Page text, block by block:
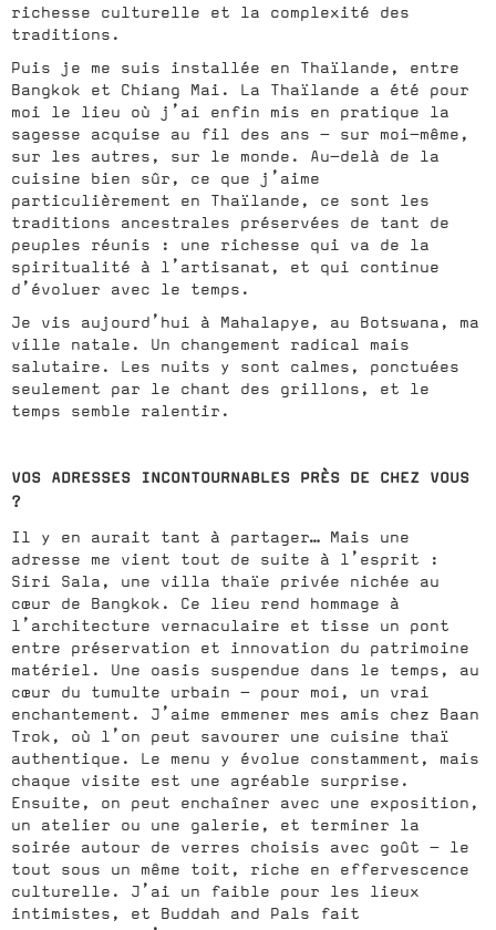
richesse culturelle et la complexité des
traditions.
Puis je me suis installée en Thaïlande, entre
Bangkok et Chiang Mai. La Thaïlande a été pour
moi le lieu où j’ai enfin mis en pratique la
sagesse acquise au fil des ans – sur moi-même,
sur les autres, sur le monde. Au-delà de la
cuisine bien sûr, ce que j’aime
particulièrement en Thaïlande, ce sont les
traditions ancestrales préservées de tant de
peuples réunis : une richesse qui va de la
spiritualité à l’artisanat, et qui continue
d’évoluer avec le temps.
Je vis aujourd’hui à Mahalapye, au Botswana, ma
ville natale. Un changement radical mais
salutaire. Les nuits y sont calmes, ponctuées
seulement par le chant des grillons, et le
temps semble ralentir.
VOS ADRESSES INCONTOURNABLES PRÈS DE CHEZ VOUS
?
Il y en aurait tant à partager… Mais une
adresse me vient tout de suite à l’esprit :
Siri Sala, une villa thaïe privée nichée au
cœur de Bangkok. Ce lieu rend hommage à
l’architecture vernaculaire et tisse un pont
entre préservation et innovation du patrimoine
matériel. Une oasis suspendue dans le temps, au
cœur du tumulte urbain – pour moi, un vrai
enchantement. J’aime emmener mes amis chez Baan
Trok, où l’on peut savourer une cuisine thaï
authentique. Le menu y évolue constamment, mais
chaque visite est une agréable surprise.
Ensuite, on peut enchaîner avec une exposition,
un atelier ou une galerie, et terminer la
soirée autour de verres choisis avec goût — le
tout sous un même toit, riche en effervescence
culturelle. J’ai un faible pour les lieux
intimistes, et Buddah and Pals fait